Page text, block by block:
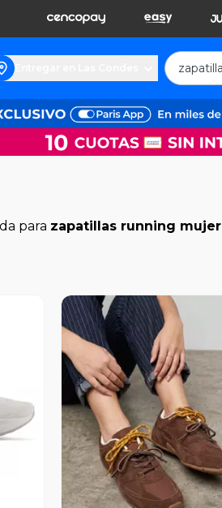
para zapatillas running mujer
Vista Previa